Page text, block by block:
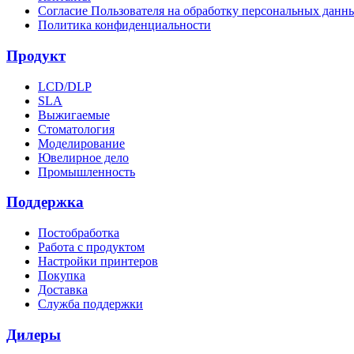
Согласие Пользователя на обработку персональных
Политика конфиденциальности
Продукт
LCD/DLP
SLA
Выжигаемые
Стоматология
Моделирование
Ювелирное дело
Промышленность
Поддержка
Постобработка
Работа с продуктом
Настройки принтеров
Покупка
Доставка
Служба поддержки
Дилеры